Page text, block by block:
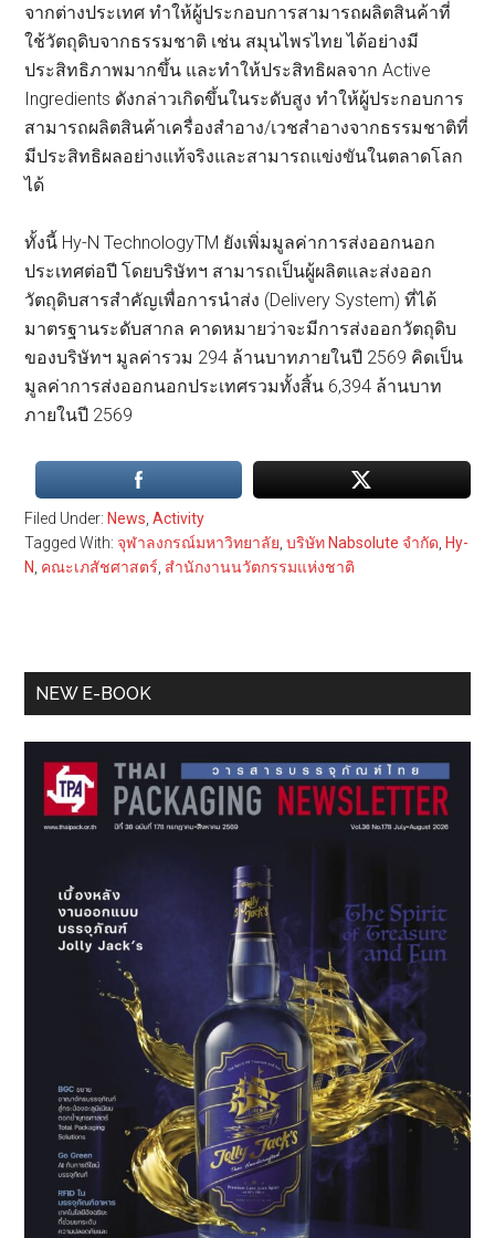
จากต่างประเทศ ทำให้ผู้ประกอบการสามารถผลิตสินค้าที่
ใช้วัตถุดิบจากธรรมชาติ เช่น สมุนไพรไทย ได้อย่างมี
ประสิทธิภาพมากขึ้น และทำให้ประสิทธิผลจาก Active
Ingredients ดังกล่าวเกิดขึ้นในระดับสูง ทำให้ผู้ประกอบการ
สามารถผลิตสินค้าเครื่องสำอาง/เวชสำอางจากธรรมชาติที่
มีประสิทธิผลอย่างแท้จริงและสามารถแข่งขันในตลาดโลก
ได้
ทั้งนี้ Hy-N TechnologyTM ยังเพิ่มมูลค่าการส่งออกนอก
ประเทศต่อปี โดยบริษัทฯ สามารถเป็นผู้ผลิตและส่งออก
วัตถุดิบสารสำคัญเพื่อการนำส่ง (Delivery System) ที่ได้
มาตรฐานระดับสากล คาดหมายว่าจะมีการส่งออกวัตถุดิบ
ของบริษัทฯ มูลค่ารวม 294 ล้านบาทภายในปี 2569 คิดเป็น
มูลค่าการส่งออกนอกประเทศรวมทั้งสิ้น 6,394 ล้านบาท
ภายในปี 2569
Filed Under: News ,Activity
Tagged With: จุฬาลงกรณ์มหาวิทยาลัย ,บริษัท Nabsolute จำกัด Hy-
N คณะเภสัชศาสตร์ สำนักงานนวัตกรรมแห่งชาติ
Primary
NEW E-BOOK